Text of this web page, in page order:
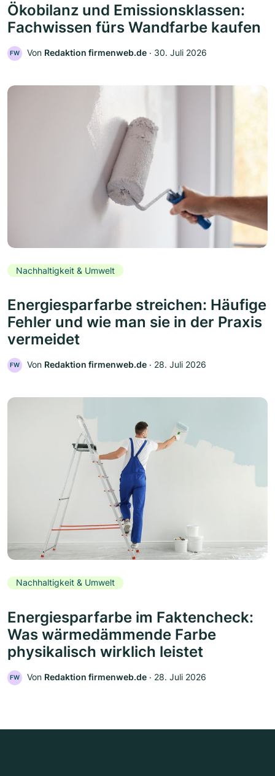
Ökobilanz und Emissionsklassen:
Fachwissen fürs Wandfarbe kaufen
FW Von Redaktion firmenweb.de ‧ 30. Juli 2026
Nachhaltigkeit & Umwelt
Energiesparfarbe streichen: Häufige
Fehler und wie man sie in der Praxis
vermeidet
FW Von Redaktion firmenweb.de ‧ 28. Juli 2026
Nachhaltigkeit & Umwelt
Energiesparfarbe im Faktencheck:
Was wärmedämmende Farbe
physikalisch wirklich leistet
FW Von Redaktion firmenweb.de ‧ 28. Juli 2026